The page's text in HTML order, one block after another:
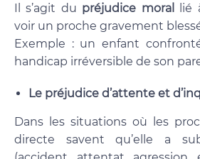
Il s’agit du préjudice moral
lié
voir un proche gravement
Exemple : un enfant
handicap irréversible de son
Le préjudice d’attente et
Dans les situations où les
directe savent qu’elle a